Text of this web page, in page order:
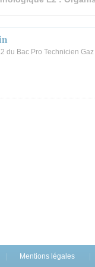
du Bac Pro Technicien
Mentions légales